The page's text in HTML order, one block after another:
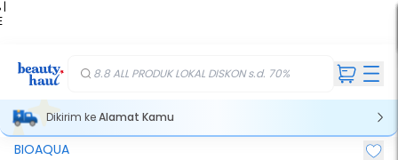
|
8.8 ALL PRODUK LOKAL DISKON s.d. 70%
Dikirim keAlamat Kamu
Stok Habis
BIOAQUA